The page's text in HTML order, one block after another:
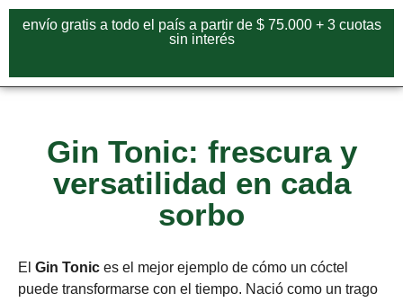
envío gratis a todo el país a partir de $ 75.000 + 3 cuotas
sin interés
Gin Tonic: frescura y
versatilidad en cada
sorbo
El Gin Tonic es el mejor ejemplo de cómo un cóctel
puede transformarse con el tiempo. Nació como un trago